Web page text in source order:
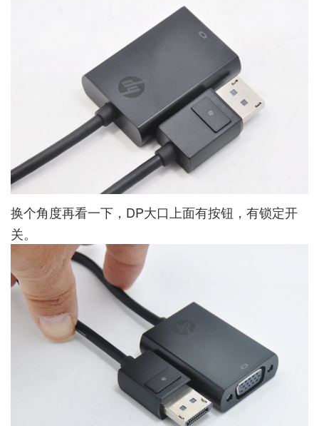
换个角度再看一下，DP大口上面有按钮，有锁定开
关。